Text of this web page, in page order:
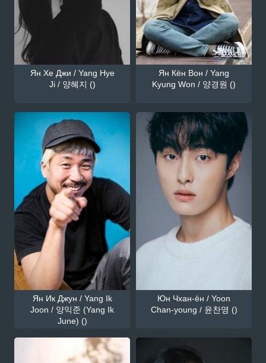
Ян Хе Джи / Yang Hye
Ji / 양혜지 ()
Ян Кён Вон / Yang
Kyung Won / 양경원 ()
Ян Ик Джун / Yang Ik
Joon / 양익준 (Yang Ik
June) ()
Юн Чхан-ён / Yoon
Chan-young / 윤찬영 ()